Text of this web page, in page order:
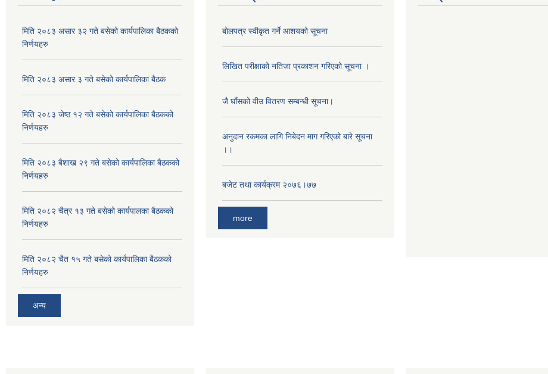
मिति २०८३ असार ३२ गते बसेको कार्यपालिका बैठकको
निर्णयहरु
मिति २०८३ असार ३ गते बसेको कार्यपालिका बैठक
मिति २०८३ जेष्ठ १२ गते बसेको कार्यपालिका बैठकको
निर्णयहरु
मिति २०८३ बैशाख २९ गते बसेको कार्यपालिका बैठकको
निर्णयहरु
मिति २०८२ चैत्र १३ गते बसेको कार्यपालका बैठकको
निर्णयहरु
मिति २०८२ चैत १५ गते बसेको कार्यपालिका बैठकको
निर्णयहरु
अन्य
बोलपत्र स्वीकृत गर्ने आशयको सूचना
लिखित परीक्षाको नतिजा प्रकाशन गरिएको सूचना ।
जै घाँसको वीउ वितरण सम्बन्धी सूचना।
अनुदान रकमका लागि निबेदन माग गरिएको बारे सूचना
।।
बजेट तथा कार्यक्रम २०७६।७७
more